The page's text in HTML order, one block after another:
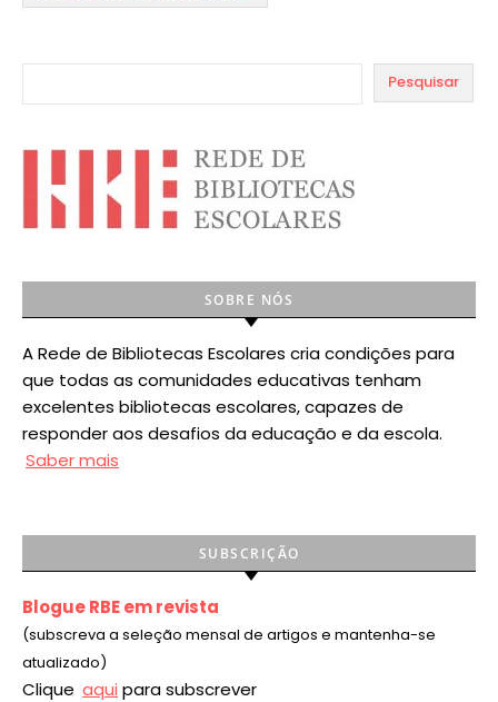
Pesquisar
SOBRE NÓS
A Rede de Bibliotecas Escolares cria condições para
que todas as comunidades educativas tenham
excelentes bibliotecas escolares, capazes de
responder aos desafios da educação e da escola.
Saber mais
SUBSCRIÇÃO
Blogue RBE em revista
(subscreva a seleção mensal de artigos e mantenha-se
atualizado)
Clique aqui para subscrever